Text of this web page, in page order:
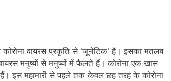
कोरोना वायरस प्रकृति से ‘जूनेटिक’ है। इसका मतलब
मनुष्यों से मनुष्यों में फैलते हैं। कोरोना एक खास
इस महामारी से पहले तक केवल छह तरह के कोरोना